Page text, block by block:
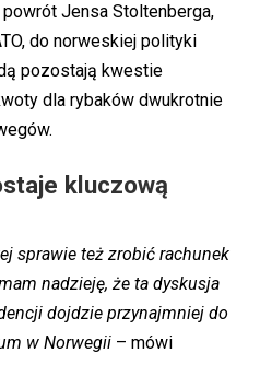
Jensa Stoltenberga,
do norweskiej polityki
pozostają kwestie
dla rybaków dwukrotnie
kluczową
sprawie też zrobić rachunek
nadzieję, że ta dyskusja
dojdzie przynajmniej do
w Norwegii – mówi